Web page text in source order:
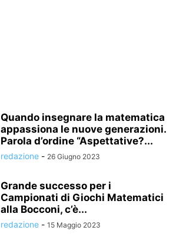
Quando insegnare la matematica
appassiona le nuove generazioni.
Parola d’ordine “Aspettative?...
redazione - 26 Giugno 2023
Grande successo per i
Campionati di Giochi Matematici
alla Bocconi, c’è...
redazione - 15 Maggio 2023